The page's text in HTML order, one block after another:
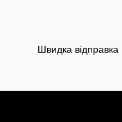
Швидка відправка